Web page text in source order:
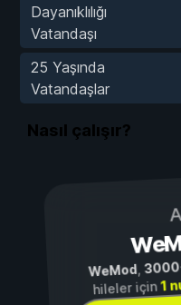
Dayanıklılığı
Vatandaşı
25 Yaşında
Vatandaşlar
Nasıl çalışır?
WeMod,
hileler için1